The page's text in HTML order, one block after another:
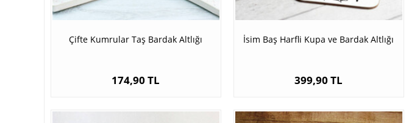
Çifte Kumrular Taş Bardak Altlığı
174,90 TL
İsim Baş Harfli Kupa ve Bardak Altlığı
399,90 TL